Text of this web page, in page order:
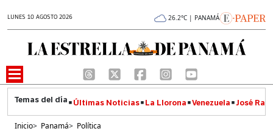
LUNES 10 AGOSTO 2026 26.2°C | PANAMÁ
Últimas Noticias La Llorona Venezuela José
Inicio> Panamá> Política